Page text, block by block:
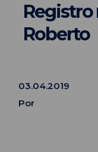
Roberto
03.04.2019
Por